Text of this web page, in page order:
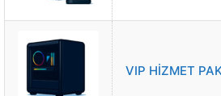
VIP HİZMET